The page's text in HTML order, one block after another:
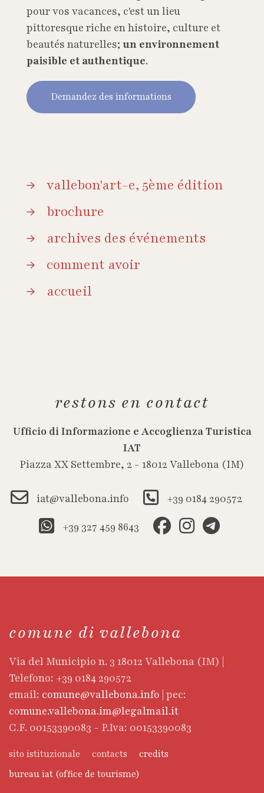
pour vos vacances, c'est un lieu
pittoresque riche en histoire, culture et
beautés naturelles; un environnement
paisible et authentique.
Demandez des informations
vallebon'art-e, 5ème édition
brochure
archives des événements
comment avoir
accueil
restons en contact
Ufficio di Informazione e Accoglienza Turistica
IAT
Piazza XX Settembre, 2 - 18012 Vallebona (IM)
iat@vallebona.info
+39 0184 290572
+39 327 459 8643
comune di vallebona
Via del Municipio n. 3 18012 Vallebona (IM) |
Telefono: +39 0184 290572
email: comune@vallebona.info | pec:
comune.vallebona.im@legalmail.it
C.F. 00153390083 - P.Iva: 00153390083
sito istituzionale contacts
credits
bureau iat (office de tourisme)